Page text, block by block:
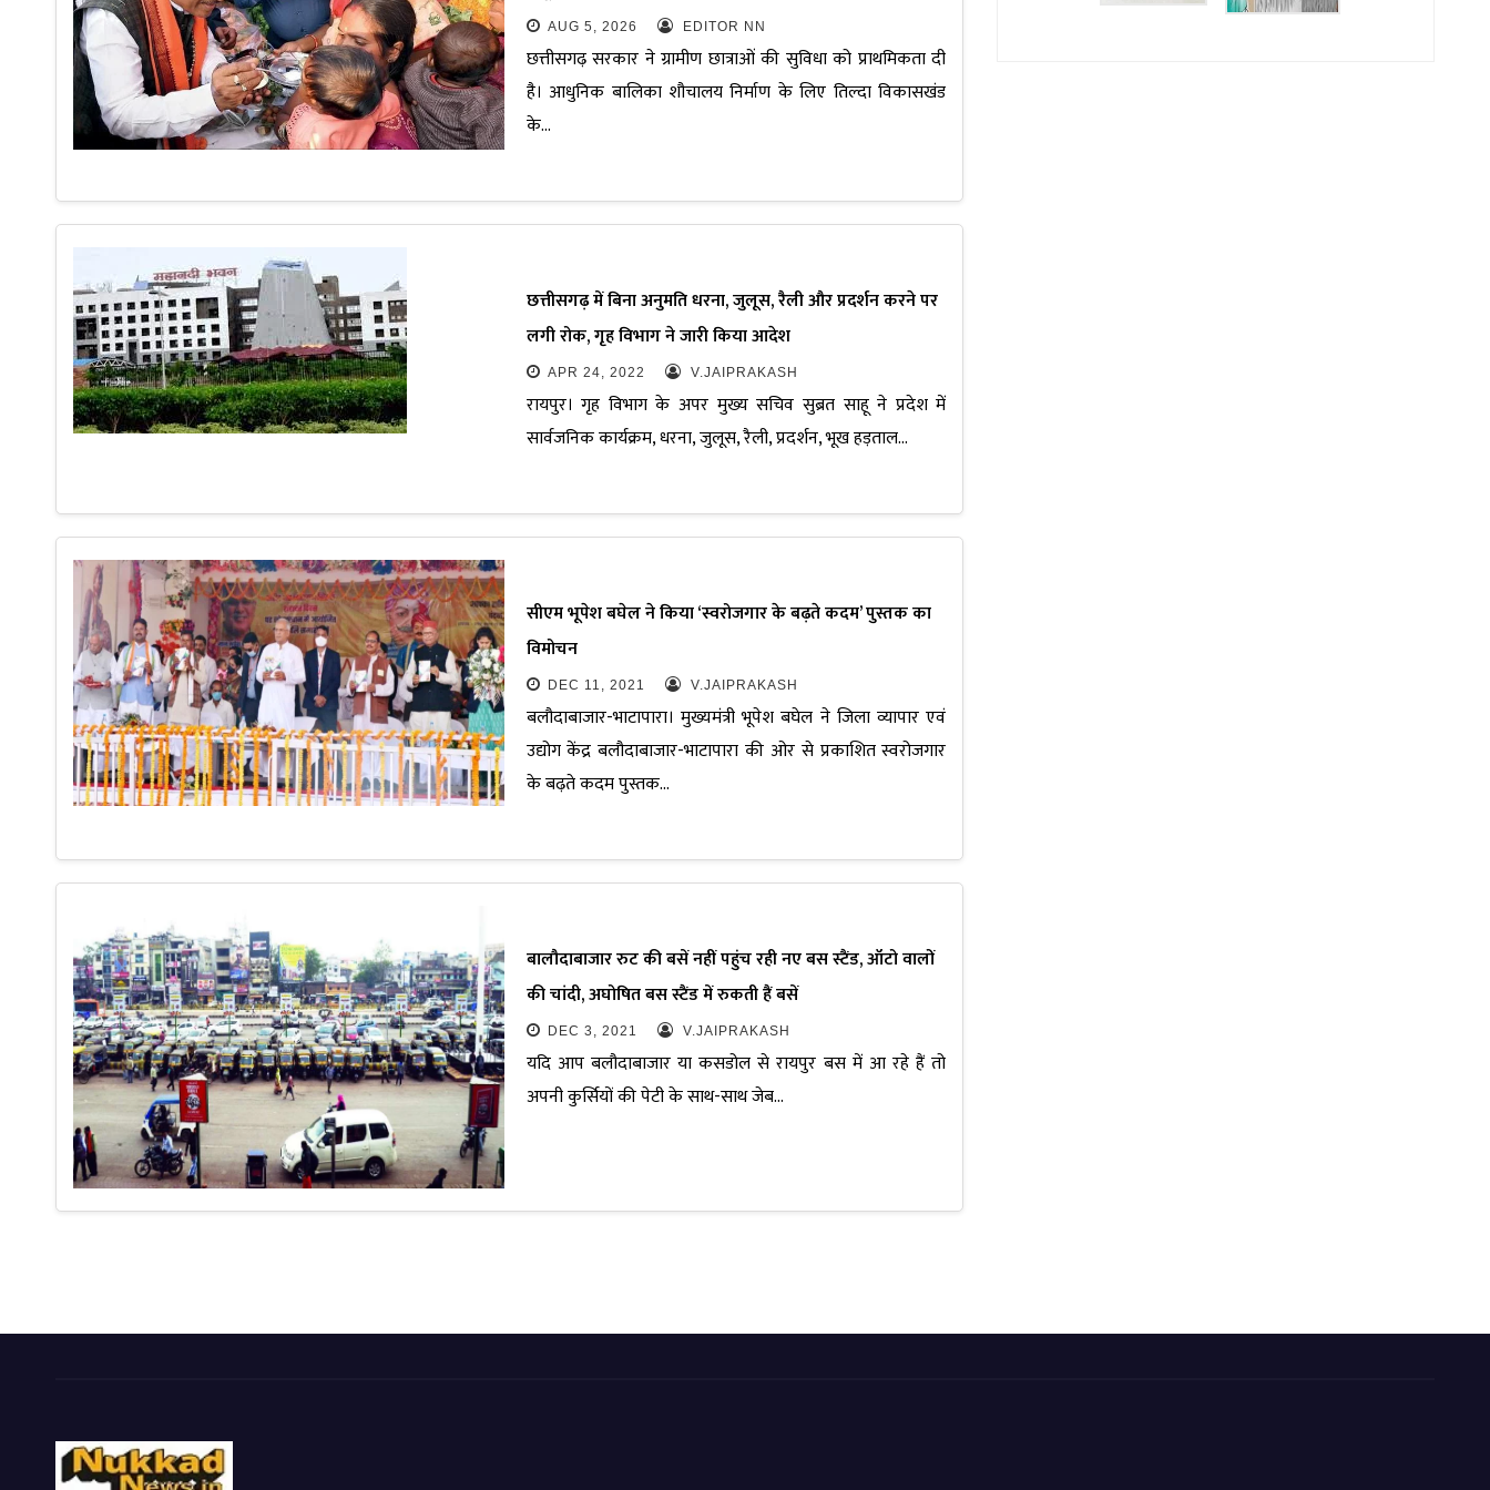
AUG 5, 2026 EDITOR NN
छत्तीसगढ़ सरकार ने ग्रामीण छात्राओं की सुविधा को प्राथमिकता दी
है। आधुनिक बालिका शौचालय निर्माण के लिए तिल्दा विकासखंड
के…
छत्तीसगढ़ में बिना अनुमति धरना, जुलूस, रैली और प्रदर्शन करने पर
लगी रोक, गृह विभाग ने जारी किया आदेश
APR 24, 2022 V.JAIPRAKASH
रायपुर। गृह विभाग के अपर मुख्य सचिव सुब्रत साहू ने प्रदेश में
सार्वजनिक कार्यक्रम, धरना, जुलूस, रैली, प्रदर्शन, भूख हड़ताल…
सीएम भूपेश बघेल ने किया ‘स्वरोजगार के बढ़ते कदम’ पुस्तक का
विमोचन
DEC 11, 2021 V.JAIPRAKASH
बलौदाबाजार-भाटापारा। मुख्यमंत्री भूपेश बघेल ने जिला व्यापार एवं
उद्योग केंद्र बलौदाबाजार-भाटापारा की ओर से प्रकाशित स्वरोजगार
के बढ़ते कदम पुस्तक…
बालौदाबाजार रुट की बसें नहीं पहुंच रही नए बस स्टैंड, ऑटो वालों
की चांदी, अघोषित बस स्टैंड में रुकती हैं बसें
DEC 3, 2021 V.JAIPRAKASH
यदि आप बलौदाबाजार या कसडोल से रायपुर बस में आ रहे हैं तो
अपनी कुर्सियों की पेटी के साथ-साथ जेब…